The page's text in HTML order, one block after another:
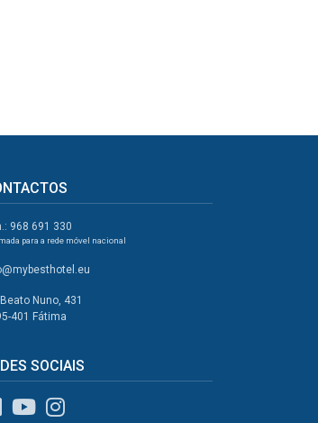
968 691 330
para a rede móvel nacional
Nuno, 431
401 Fátima
SOCIAIS